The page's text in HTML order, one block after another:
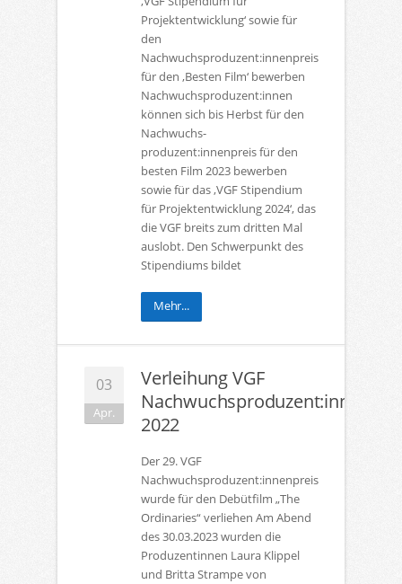
Projektentwicklung‘ sowie für
den
Nachwuchsproduzent:innenpreis
für den ‚Besten Film‘ bewerben
Nachwuchsproduzent:innen
können sich bis Herbst für den
Nachwuchs-
produzent:innenpreis für den
besten Film 2023 bewerben
sowie für das ‚VGF Stipendium
für Projektentwicklung 2024‘, das
die VGF breits zum dritten Mal
auslobt. Den Schwerpunkt des
Stipendiums bildet
Mehr...
03
Apr.
Verleihung VGF
2022
Der 29. VGF
Nachwuchsproduzent:innenpreis
wurde für den Debütfilm „The
Ordinaries“ verliehen Am Abend
des 30.03.2023 wurden die
Produzentinnen Laura Klippel
und Britta Strampe von